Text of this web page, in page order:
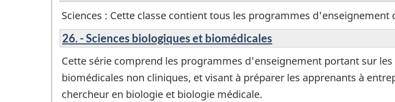
Sciences : Cette classe contient tous les programmes d'enseignement
26. - Sciences biologiques et biomédicales
Cette série comprend les programmes d'enseignement portant sur
biomédicales non cliniques, et visant à préparer les apprenants à
chercheur en biologie et biologie médicale.